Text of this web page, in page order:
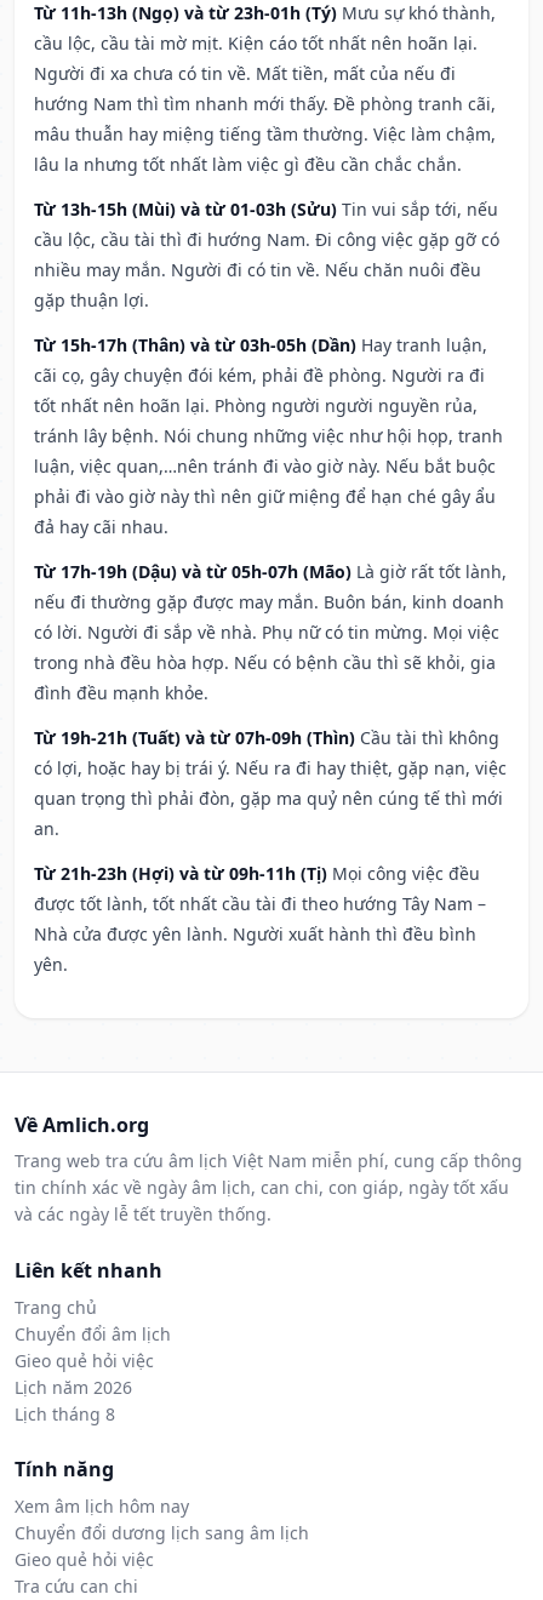
Từ 11h-13h (Ngọ) và từ 23h-01h (Tý) Mưu sự khó thành,
cầu lộc, cầu tài mờ mịt. Kiện cáo tốt nhất nên hoãn lại.
Người đi xa chưa có tin về. Mất tiền, mất của nếu đi
hướng Nam thì tìm nhanh mới thấy. Đề phòng tranh cãi,
mâu thuẫn hay miệng tiếng tầm thường. Việc làm chậm,
lâu la nhưng tốt nhất làm việc gì đều cần chắc chắn.
Từ 13h-15h (Mùi) và từ 01-03h (Sửu) Tin vui sắp tới, nếu
cầu lộc, cầu tài thì đi hướng Nam. Đi công việc gặp gỡ có
nhiều may mắn. Người đi có tin về. Nếu chăn nuôi đều
gặp thuận lợi.
Từ 15h-17h (Thân) và từ 03h-05h (Dần) Hay tranh luận,
cãi cọ, gây chuyện đói kém, phải đề phòng. Người ra đi
tốt nhất nên hoãn lại. Phòng người người nguyền rủa,
tránh lây bệnh. Nói chung những việc như hội họp, tranh
luận, việc quan,…nên tránh đi vào giờ này. Nếu bắt buộc
phải đi vào giờ này thì nên giữ miệng để hạn ché gây ẩu
đả hay cãi nhau.
Từ 17h-19h (Dậu) và từ 05h-07h (Mão) Là giờ rất tốt lành,
nếu đi thường gặp được may mắn. Buôn bán, kinh doanh
có lời. Người đi sắp về nhà. Phụ nữ có tin mừng. Mọi việc
trong nhà đều hòa hợp. Nếu có bệnh cầu thì sẽ khỏi, gia
đình đều mạnh khỏe.
Từ 19h-21h (Tuất) và từ 07h-09h (Thìn) Cầu tài thì không
có lợi, hoặc hay bị trái ý. Nếu ra đi hay thiệt, gặp nạn, việc
quan trọng thì phải đòn, gặp ma quỷ nên cúng tế thì mới
an.
Từ 21h-23h (Hợi) và từ 09h-11h (Tị) Mọi công việc đều
được tốt lành, tốt nhất cầu tài đi theo hướng Tây Nam –
Nhà cửa được yên lành. Người xuất hành thì đều bình
yên.
Về Amlich.org
Trang web tra cứu âm lịch Việt Nam miễn phí, cung cấp thông
tin chính xác về ngày âm lịch, can chi, con giáp, ngày tốt xấu
và các ngày lễ tết truyền thống.
Liên kết nhanh
Trang chủ
Chuyển đổi âm lịch
Gieo quẻ hỏi việc
Lịch năm 2026
Lịch tháng 8
Tính năng
Xem âm lịch hôm nay
Chuyển đổi dương lịch sang âm lịch
Gieo quẻ hỏi việc
Tra cứu can chi